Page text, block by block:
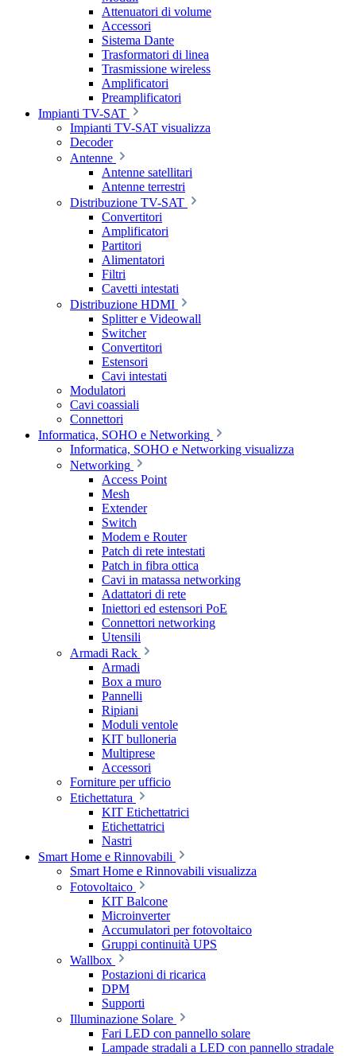
Attenuatori di volume
Accessori
Sistema Dante
Trasformatori di linea
Trasmissione wireless
Amplificatori
Preamplificatori
Impianti TV-SAT
Impianti TV-SAT visualizza
Decoder
Antenne
Antenne satellitari
Antenne terrestri
Distribuzione TV-SAT
Convertitori
Amplificatori
Partitori
Alimentatori
Filtri
Cavetti intestati
Distribuzione HDMI
Splitter e Videowall
Switcher
Convertitori
Estensori
Cavi intestati
Modulatori
Cavi coassiali
Connettori
Informatica, SOHO e Networking
Informatica, SOHO e Networking visualizza
Networking
Access Point
Mesh
Extender
Switch
Modem e Router
Patch di rete intestati
Patch in fibra ottica
Cavi in matassa networking
Adattatori di rete
Iniettori ed estensori PoE
Connettori networking
Utensili
Armadi Rack
Armadi
Box a muro
Pannelli
Ripiani
Moduli ventole
KIT bulloneria
Multiprese
Accessori
Forniture per ufficio
Etichettatura
KIT Etichettatrici
Etichettatrici
Nastri
Smart Home e Rinnovabili
Smart Home e Rinnovabili visualizza
Fotovoltaico
KIT Balcone
Microinverter
Accumulatori per fotovoltaico
Gruppi continuità UPS
Wallbox
Postazioni di ricarica
DPM
Supporti
Illuminazione Solare
Fari LED con pannello solare
Lampade stradali a LED con pannello stradale